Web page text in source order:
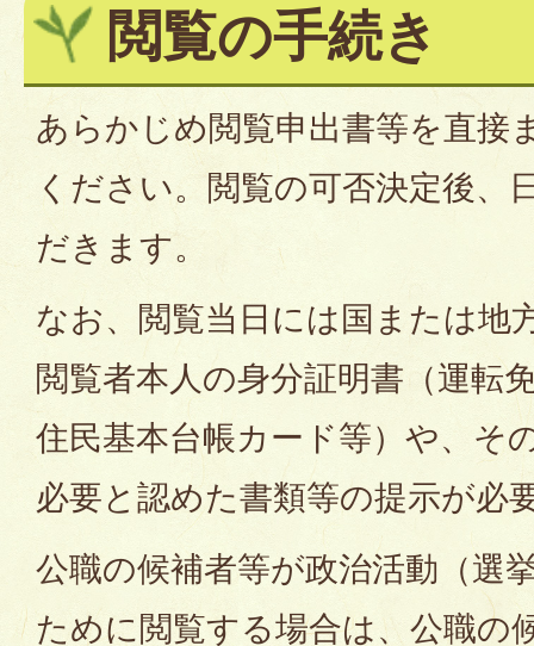
閲覧の手続き
あらかじめ閲覧申出書等を直接
ください。閲覧の可否決定後、
だきます。
なお、閲覧当日には国または地
閲覧者本人の身分証明書（運転
住民基本台帳カード等）や、そ
必要と認めた書類等の提示が必
公職の候補者等が政治活動（選
ために閲覧する場合は、公職の